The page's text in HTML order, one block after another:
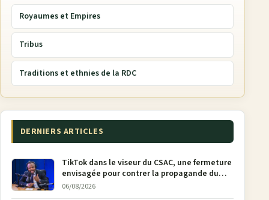
Royaumes et Empires
Tribus
Traditions et ethnies de la RDC
DERNIERS ARTICLES
TikTok dans le viseur du CSAC, une fermeture
envisagée pour contrer la propagande du
M23
06/08/2026